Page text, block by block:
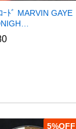
ｰﾄﾞ MARVIN GAYE
5%